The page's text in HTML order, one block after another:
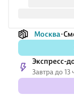
Москва
Экспресс-
Завтра до 13